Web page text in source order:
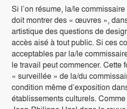
Si l’on résume, la/le
doit montrer des « œuvres »,
artistique des questions de
accès aisé à tout public. Si ces
acceptables par la/le
le travail peut commencer. Cette
« surveillée » de la/du
condition même d’exposition
établissements culturels.